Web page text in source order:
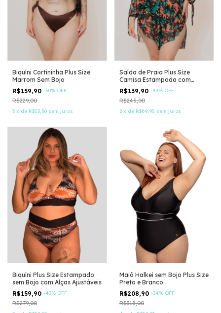
Biquíni Cortininha Plus Size
Marrom Sem Bojo
R$159,90 -30% OFF
R$229,00
3 x de R$53,30 sem juros
Saída de Praia Plus Size
Camisa Estampada com
Manga Regulável
R$139,90 -43% OFF
R$245,00
2 x de R$69,95 sem juros
Biquíni Plus Size Estampado
sem Bojo com Alças Ajustáveis
R$159,90 -43% OFF
R$279,00
Maiô Halkei sem Bojo Plus Size
Preto e Branco
R$208,90 -34% OFF
R$318,00